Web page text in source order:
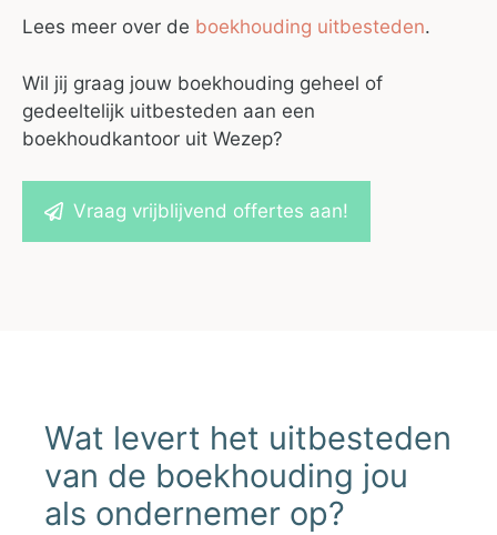
Lees meer over de boekhouding uitbesteden.
Wil jij graag jouw boekhouding geheel of
gedeeltelijk uitbesteden aan een
boekhoudkantoor uit Wezep?
Vraag vrijblijvend offertes aan!
Wat levert het uitbesteden
van de boekhouding jou
als ondernemer op?